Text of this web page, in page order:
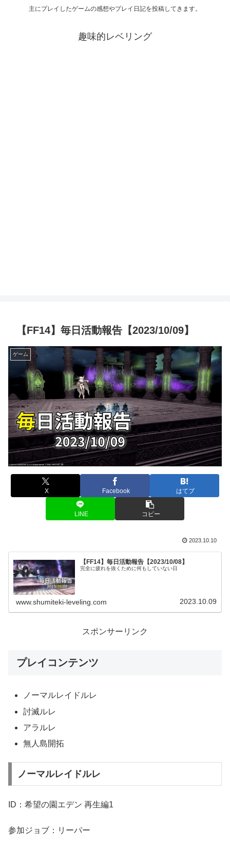
主にプレイしたゲームの感想やプレイ日記を投稿してきます。
趣味的レベリング
【FF14】毎日活動報告【2023/10/09】
ゲーム
X Facebook はてブ
LINE コピー
2023.10.10
【FF14】毎日活動報告【2023/10/08】
完全に疲れを抜くために何もしていない日
www.shumiteki-leveling.com 2023.10.09
スポンサーリンク
プレイコンテンツ
ノーマルレイドルレ
討滅ルレ
アラルレ
無人島開拓
ノーマルレイドルレ
ID：希望の園エデン 再生編1
参加ジョブ：リーパー